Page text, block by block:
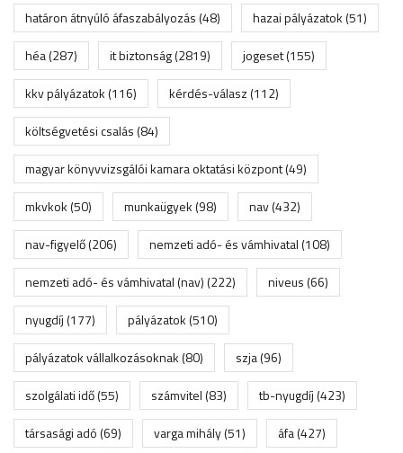
határon átnyúló áfaszabályozás(48) hazai pályázatok(51)
héa(287) it biztonság(2819) jogeset(155)
kkv pályázatok(116) kérdés-válasz(112)
költségvetési csalás(84)
magyar könyvvizsgálói kamara oktatási központ(49)
mkvkok(50) munkaügyek(98) nav(432)
nav-figyelő(206) nemzeti adó- és vámhivatal(108)
nemzeti adó- és vámhivatal (nav)(222) niveus(66)
nyugdíj(177) pályázatok(510)
pályázatok vállalkozásoknak(80) szja(96)
szolgálati idő(55) számvitel(83) tb-nyugdíj(423)
társasági adó(69) varga mihály(51) áfa(427)